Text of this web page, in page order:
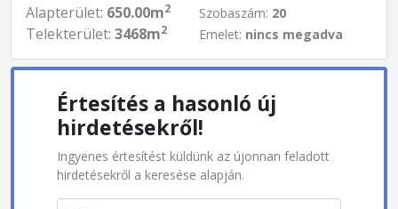
Alapterület: 650.00m2
Telekterület: 3468m2
Szobaszám: 20
Emelet: nincs megadva
Értesítés a hasonló új
hirdetésekről!
Ingyenes értesítést küldünk az újonnan feladott
hirdetésekről a keresése alapján.